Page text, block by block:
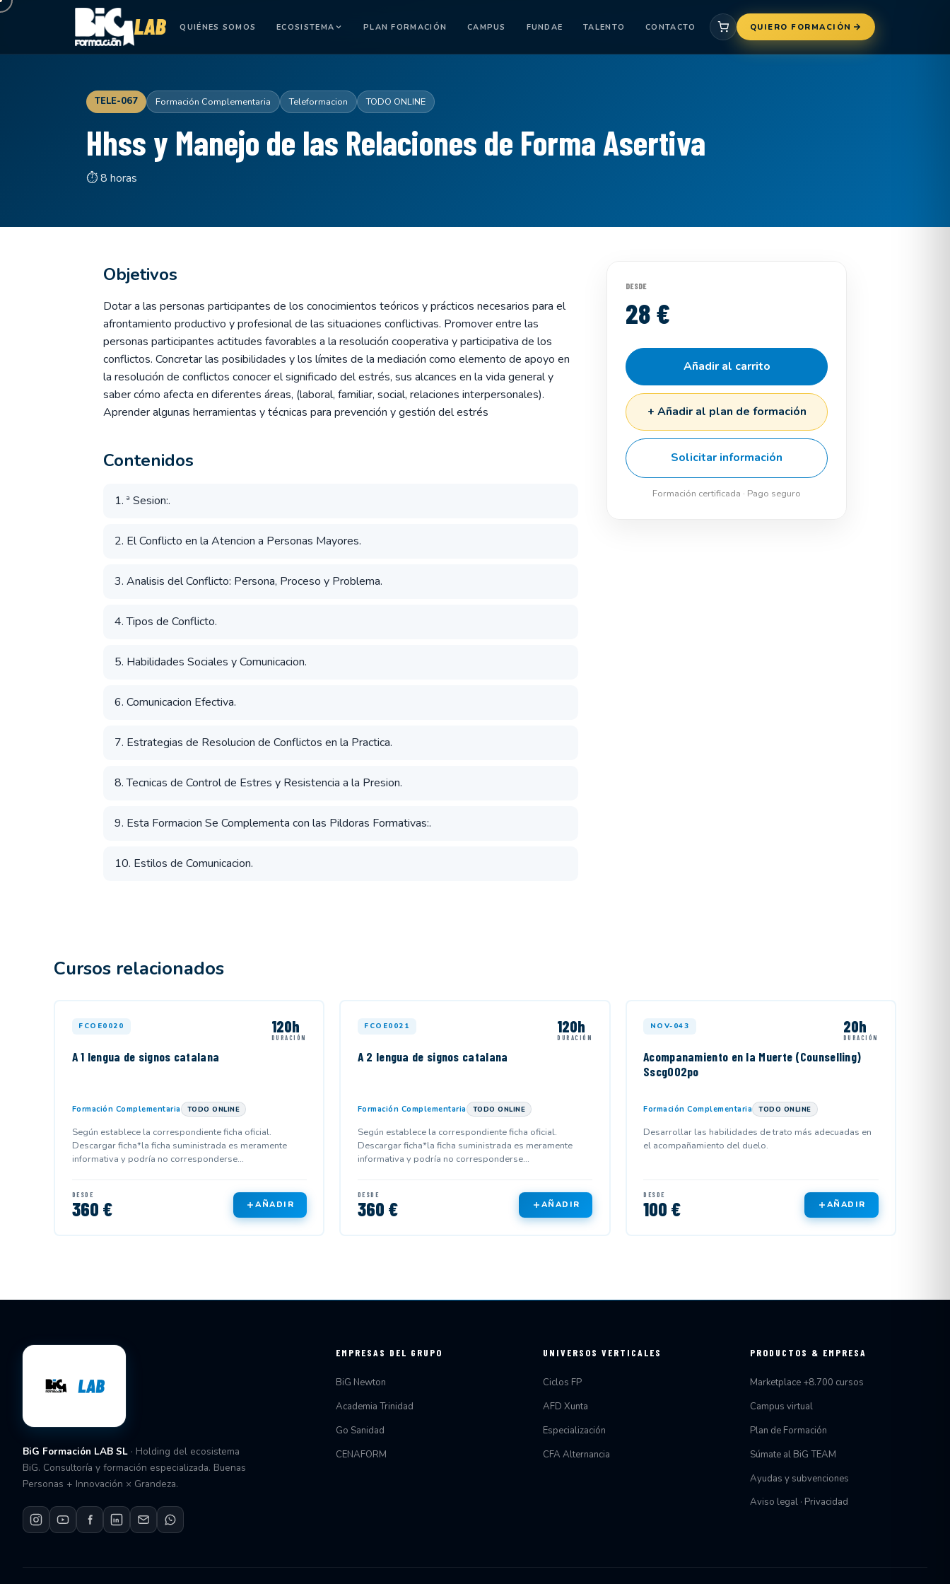
QUIÉNES SOMOS ECOSISTEMA PLAN FORMACIÓN CAMPUS FUNDAE TALENTO CONTACTO QUIERO FORMACIÓN
TELE-067 Formación Complementaria Teleformacion TODO ONLINE
Hhss y Manejo de las Relaciones de Forma Asertiva
⏱ 8 horas
Objetivos
Dotar a las personas participantes de los conocimientos teóricos y prácticos necesarios para el
afrontamiento productivo y profesional de las situaciones conflictivas. Promover entre las
personas participantes actitudes favorables a la resolución cooperativa y participativa de los
conflictos. Concretar las posibilidades y los límites de la mediación como elemento de apoyo en
la resolución de conflictos conocer el significado del estrés, sus alcances en la vida general y
saber cómo afecta en diferentes áreas, (laboral, familiar, social, relaciones interpersonales).
Aprender algunas herramientas y técnicas para prevención y gestión del estrés
Contenidos
1. ª Sesion:.
2. El Conflicto en la Atencion a Personas Mayores.
3. Analisis del Conflicto: Persona, Proceso y Problema.
4. Tipos de Conflicto.
5. Habilidades Sociales y Comunicacion.
6. Comunicacion Efectiva.
7. Estrategias de Resolucion de Conflictos en la Practica.
8. Tecnicas de Control de Estres y Resistencia a la Presion.
9. Esta Formacion Se Complementa con las Pildoras Formativas:.
10. Estilos de Comunicacion.
DESDE
28 €
Añadir al carrito
+ Añadir al plan de formación
Solicitar información
Formación certificada · Pago seguro
Cursos relacionados
FCOE0020 120h
DURACIÓN
A 1 lengua de signos catalana
Formación Complementaria TODO ONLINE
Según establece la correspondiente ficha oficial.
Descargar ficha*la ficha suministrada es meramente
informativa y podría no corresponderse...
DESDE
360 € AÑADIR
FCOE0021 120h
DURACIÓN
A 2 lengua de signos catalana
Formación Complementaria TODO ONLINE
Según establece la correspondiente ficha oficial.
Descargar ficha*la ficha suministrada es meramente
informativa y podría no corresponderse...
DESDE
360 € AÑADIR
NOV-043 20h
DURACIÓN
Acompanamiento en la Muerte (Counselling)
Sscg002po
Formación Complementaria TODO ONLINE
Desarrollar las habilidades de trato más adecuadas en
el acompañamiento del duelo.
DESDE
100 € AÑADIR
BiG Formación LAB SL · Holding del ecosistema
BiG. Consultoría y formación especializada. Buenas
Personas + Innovación × Grandeza.
EMPRESAS DEL GRUPO
BiG Newton
Academia Trinidad
Go Sanidad
CENAFORM
UNIVERSOS VERTICALES
Ciclos FP
AFD Xunta
Especialización
CFA Alternancia
PRODUCTOS & EMPRESA
Marketplace +8.700 cursos
Campus virtual
Plan de Formación
Súmate al BiG TEAM
Ayudas y subvenciones
Aviso legal · Privacidad